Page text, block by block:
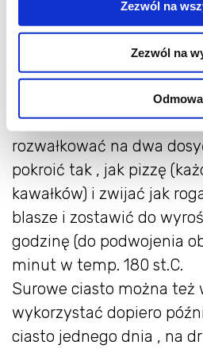
Zezwól na
Zezwól na
Odmowa
cukier , roztrzepane jajko
resztę mąki (jeśli
Dobrze wymieszać i
Po wyrobieniu ciasto
rozwałkować na dwa
pokroić tak , jak pizzę
kawałków) i zwijać jak
blasze i zostawić do
godzinę (do podwojenia
minut w temp. 180 st.C.
Surowe ciasto można też
wykorzystać dopiero
ciasto jednego dnia , na